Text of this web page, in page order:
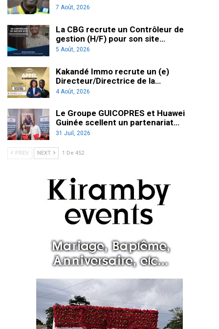
7 Août, 2026
La CBG recrute un Contrôleur de
gestion (H/F) pour son site…
5 Août, 2026
Kakandé Immo recrute un (e)
Directeur/Directrice de la…
4 Août, 2026
Le Groupe GUICOPRES et Huawei
Guinée scellent un partenariat…
31 Juil, 2026
PREV NEXT 1 De 452